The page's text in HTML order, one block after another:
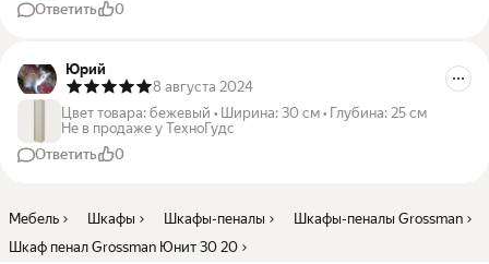
Ответить
0
Юрий
8 августа 2024
Цвет товара: бежевый • Ширина: 30 см • Глубина: 25 см
Не в продаже у ТехноГудс
Ответить
0
Мебель Шкафы Шкафы-пеналы
Шкафы-пеналы Grossman
Шкаф пенал Grossman Юнит 30 20